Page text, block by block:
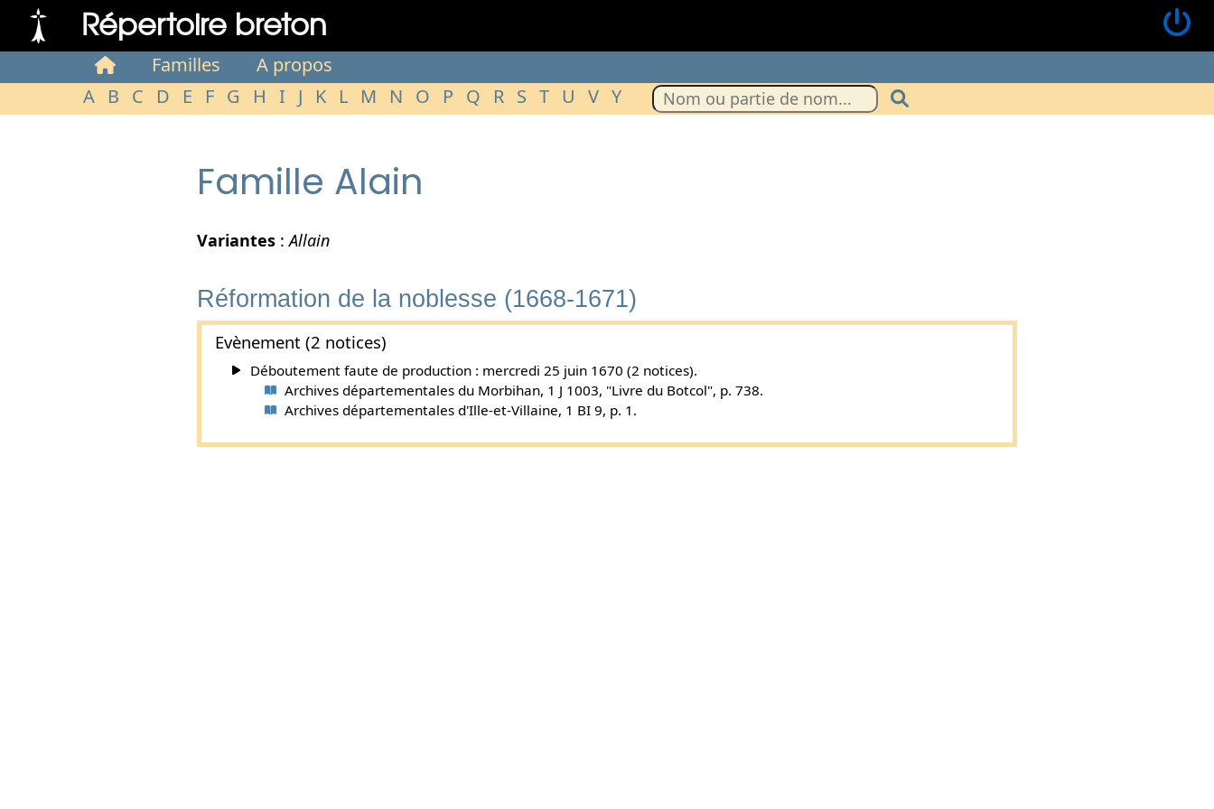
Répertoire breton
Familles
A propos
A B C D E F G H I J K L M N O P Q R S T U V Y
Famille Alain
Variantes :Allain
Réformation de la noblesse (1668-1671)
Evènement (2 notices)
Déboutement faute de production : mercredi 25 juin 1670 (2 notices).
Archives départementales du Morbihan, 1 J 1003, "Livre du Botcol", p. 738.
Archives départementales d'Ille-et-Villaine, 1 BI 9, p. 1.